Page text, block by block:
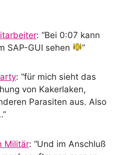
: “Bei 0:07 kann
SAP-GUI sehen
”
: “für mich sieht das
von Kakerlaken,
Parasiten aus. Also
”
Militär: “Und im Anschluß